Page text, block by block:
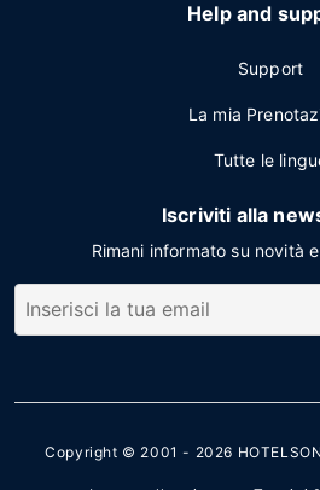
Help and
Support
La mia
Tutte le
Iscriviti alla
Rimani informato su novità
Copyright © 2001 - 2026